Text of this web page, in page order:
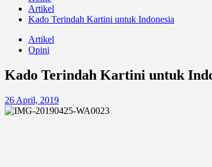
Artikel
Kado Terindah Kartini untuk Indonesia
Artikel
Opini
Kado Terindah Kartini untuk
26 April, 2019